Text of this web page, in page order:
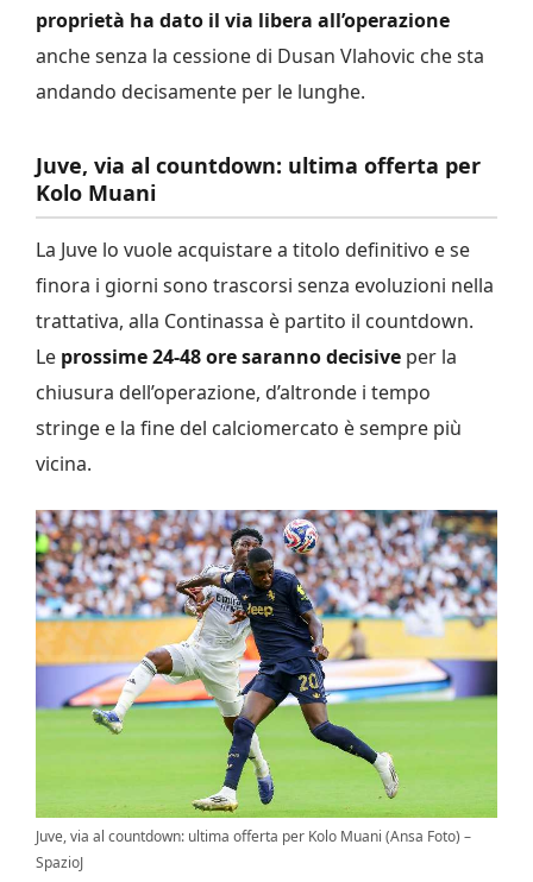
proprietà ha dato il via libera all’operazione
anche senza la cessione di Dusan Vlahovic che sta
andando decisamente per le lunghe.
Juve, via al countdown: ultima offerta per
Kolo Muani
La Juve lo vuole acquistare a titolo definitivo e se
finora i giorni sono trascorsi senza evoluzioni nella
trattativa, alla Continassa è partito il countdown.
Le prossime 24-48 ore saranno decisive per la
chiusura dell’operazione, d’altronde i tempo
stringe e la fine del calciomercato è sempre più
vicina.
Juve, via al countdown: ultima offerta per Kolo Muani (Ansa Foto) –
SpazioJ